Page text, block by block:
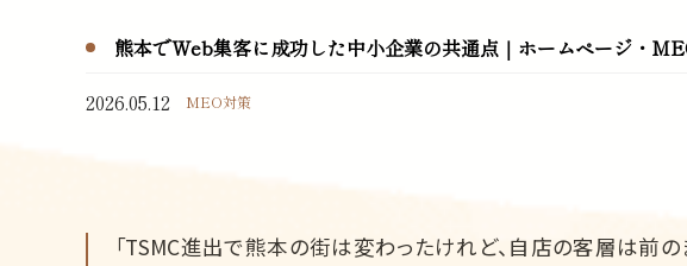
熊本でWeb集客に成功した中小企業の共通点｜ホームページ・
2026.05.12
MEO対策
「TSMC進出で熊本の街は変わったけれど、自店の客層は前